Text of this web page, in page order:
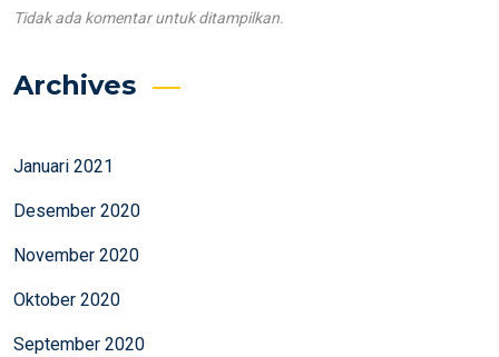
Tidak ada komentar untuk ditampilkan.
Archives
Januari 2021
Desember 2020
November 2020
Oktober 2020
September 2020